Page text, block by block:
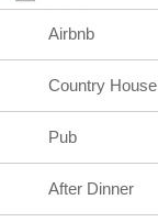
Airbnb
Country House
Pub
After Dinner